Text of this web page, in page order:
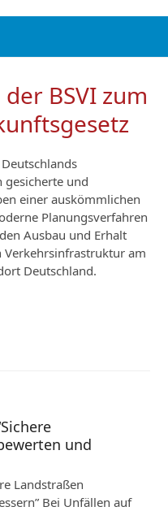
BSVI zum
und
einer auskömmlichen
Planungsverfahren
Ausbau und Erhalt
Verkehrsinfrastruktur am
Deutschland.
und
Landstraßen
Bei Unfällen auf